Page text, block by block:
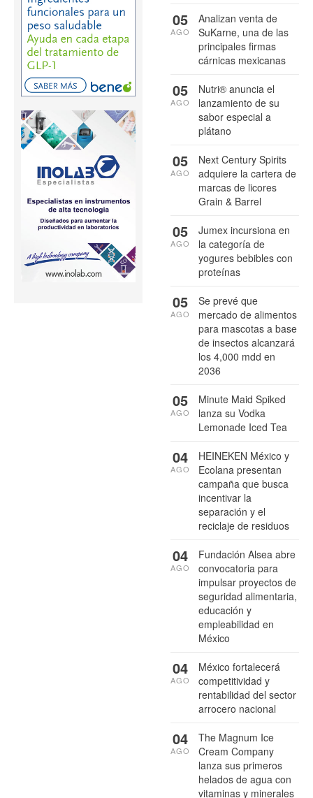
Analizan venta de
SuKarne, una de las
principales firmas
cárnicas mexicanas
05
AGO
Nutri® anuncia el
lanzamiento de su
sabor especial a
plátano
05
AGO
Next Century Spirits
adquiere la cartera de
marcas de licores
Grain & Barrel
05
AGO
Jumex incursiona en
la categoría de
yogures bebibles con
proteínas
05
AGO
Se prevé que
mercado de alimentos
para mascotas a base
de insectos alcanzará
los 4,000 mdd en
2036
05
AGO
Minute Maid Spiked
lanza su Vodka
Lemonade Iced Tea
05
AGO
HEINEKEN México y
Ecolana presentan
campaña que busca
incentivar la
separación y el
reciclaje de residuos
04
AGO
Fundación Alsea abre
convocatoria para
impulsar proyectos de
seguridad alimentaria,
educación y
empleabilidad en
México
04
AGO
México fortalecerá
competitividad y
rentabilidad del sector
arrocero nacional
04
AGO
The Magnum Ice
Cream Company
lanza sus primeros
helados de agua con
vitaminas y minerales
04
AGO